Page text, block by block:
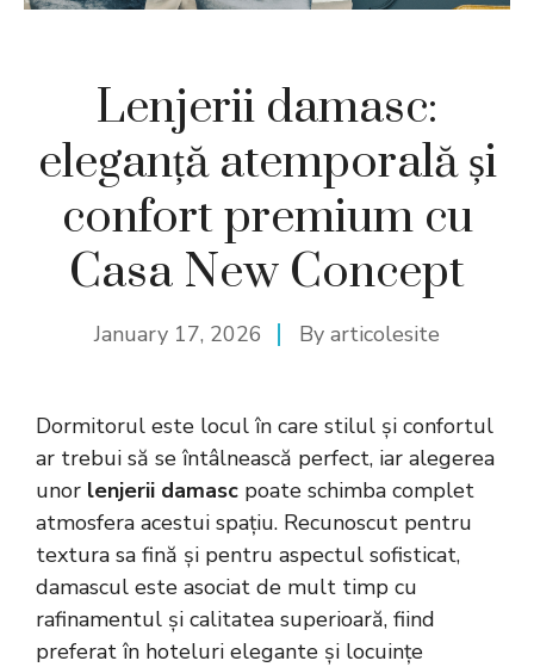
Lenjerii damasc:
eleganță atemporală și
confort premium cu
Casa New Concept
January 17, 2026 By articolesite
Dormitorul este locul în care stilul și confortul
ar trebui să se întâlnească perfect, iar alegerea
unor lenjerii damasc poate schimba complet
atmosfera acestui spațiu. Recunoscut pentru
textura sa fină și pentru aspectul sofisticat,
damascul este asociat de mult timp cu
rafinamentul și calitatea superioară, fiind
preferat în hoteluri elegante și locuințe